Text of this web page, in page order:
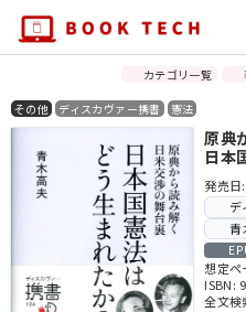
カテゴリ一覧
その他 ディスカヴァー携書 憲法
原典
日本
発売
デ
青
想定ペ
ISBN:
全文検